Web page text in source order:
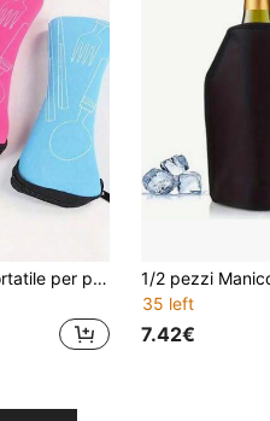
Borsa organizer portatile per posate con cerniera, borsa riutilizzabile per la conservazione di forchette, cucchiai, coltelli e bacchette, perfetta per viaggi, campeggio, picnic, scuola, casa e ufficio, borsa termica per il pranzo, accessori essenziali per campeggio e picnic
35 left
7.42€